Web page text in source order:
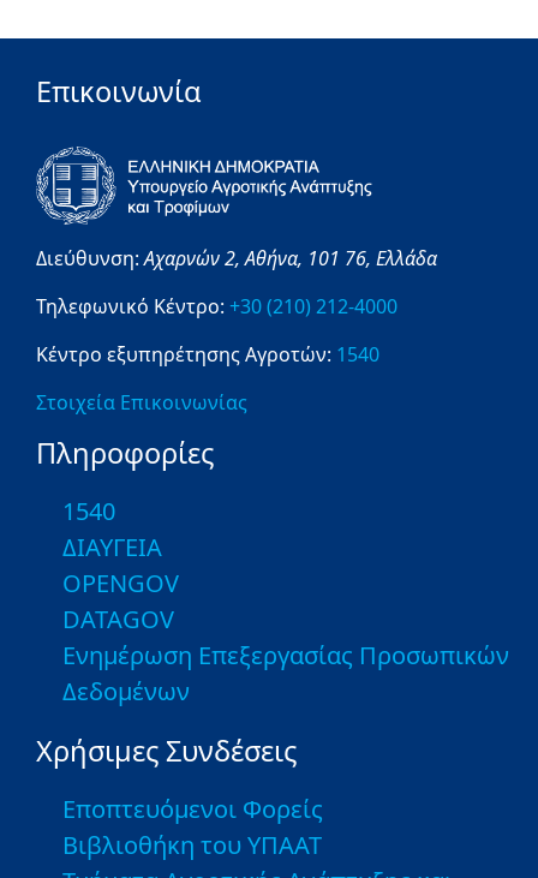
Επικοινωνία
Διεύθυνση:Αχαρνών 2,Αθήνα, 101 76, Ελλάδα
Τηλεφωνικό Κέντρο: +30 (210) 212-4000
Κέντρο εξυπηρέτησης Αγροτών: 1540
Στοιχεία Επικοινωνίας
Πληροφορίες
1540
ΔΙΑΥΓΕΙΑ
OPENGOV
DATAGOV
Ενημέρωση Επεξεργασίας Προσωπικών
Δεδομένων
Χρήσιμες Συνδέσεις
Εποπτευόμενοι Φορείς
Βιβλιοθήκη του ΥΠΑΑΤ